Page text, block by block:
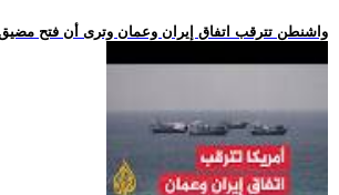
.. واشنطن تترقب اتفاق إيران وعمان وترى أن فتح